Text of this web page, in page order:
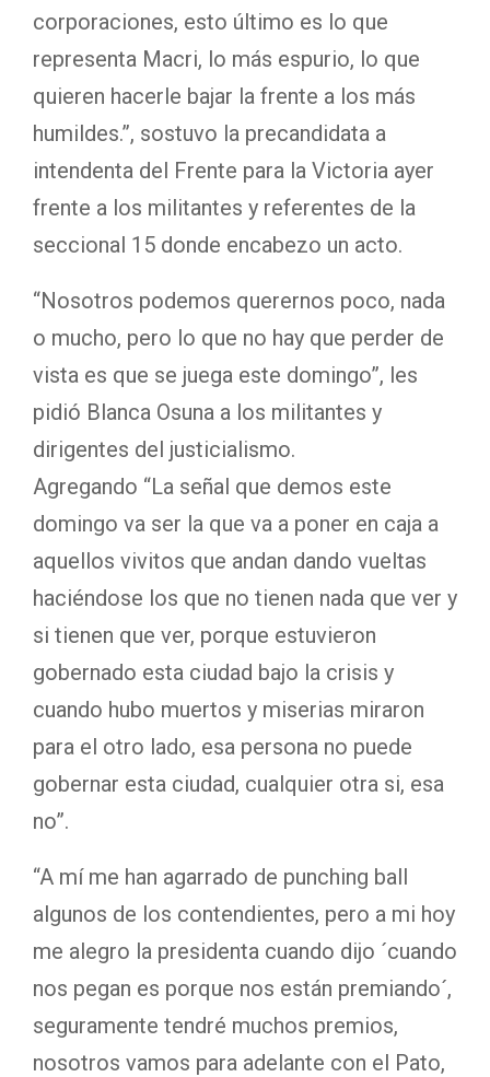
corporaciones, esto último es lo que
representa Macri, lo más espurio, lo que
quieren hacerle bajar la frente a los más
humildes.”, sostuvo la precandidata a
intendenta del Frente para la Victoria ayer
frente a los militantes y referentes de la
seccional 15 donde encabezo un acto.
“Nosotros podemos querernos poco, nada
o mucho, pero lo que no hay que perder de
vista es que se juega este domingo”, les
pidió Blanca Osuna a los militantes y
dirigentes del justicialismo.
Agregando “La señal que demos este
domingo va ser la que va a poner en caja a
aquellos vivitos que andan dando vueltas
haciéndose los que no tienen nada que ver y
si tienen que ver, porque estuvieron
gobernado esta ciudad bajo la crisis y
cuando hubo muertos y miserias miraron
para el otro lado, esa persona no puede
gobernar esta ciudad, cualquier otra si, esa
no”.
“A mí me han agarrado de punching ball
algunos de los contendientes, pero a mi hoy
me alegro la presidenta cuando dijo ´cuando
nos pegan es porque nos están premiando´,
seguramente tendré muchos premios,
nosotros vamos para adelante con el Pato,